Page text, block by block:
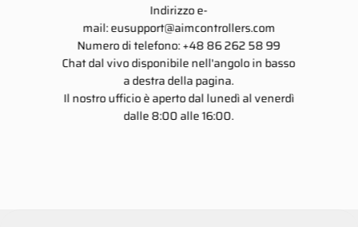
Indirizzo e-
mail:eusupport@aimcontrollers.com
Numero di telefono: +48 86 262 58 99
Chat dal vivo disponibile nell'angolo in basso
a destra della pagina.
Il nostro ufficio è aperto dal lunedì al venerdì
dalle 8:00 alle 16:00.